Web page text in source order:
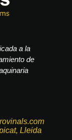
a la
de
Lleida